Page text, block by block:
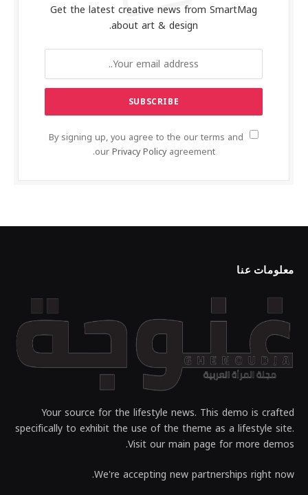
Get the latest creative news from SmartMag
about art & design.
By signing up, you agree to the our terms and
ourPrivacy Policyagreement.
معلومات عنا
Your source for the lifestyle news. This demo is crafted
specifically to exhibit the use of the theme as a lifestyle site.
Visit our main page for more demos.
We're accepting new partnerships right now.